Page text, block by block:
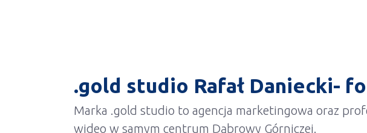
.gold studio Rafał Daniecki-
Marka .gold studio to agencja marketingowa oraz
wideo w samym centrum Dąbrowy Górniczej.